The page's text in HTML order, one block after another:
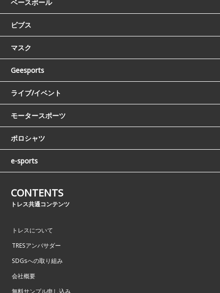
ベースボール
ビブス
マスク
Geesports
ライブ/イベント
モータースポーツ
ポロシャツ
e-sports
CONTENTS
トレス共通コンテンツ
トレスについて
TRESアンバサダー
SDGsへの取り組み
会社概要
無料サンプル申し込み